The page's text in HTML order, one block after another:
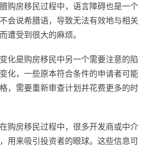
购房移民过程中，语言障碍也是一个
会说希腊语，导致无法有效地与相关
遭受到很大的麻烦。
化是购房移民中另一个需要注意的陷
化，一些原本符合条件的申请者可能
，需要重新审查计划并花费更多的时
购房移民过程中，很多开发商或中介
用来吸引投资者的眼球。这些信息可